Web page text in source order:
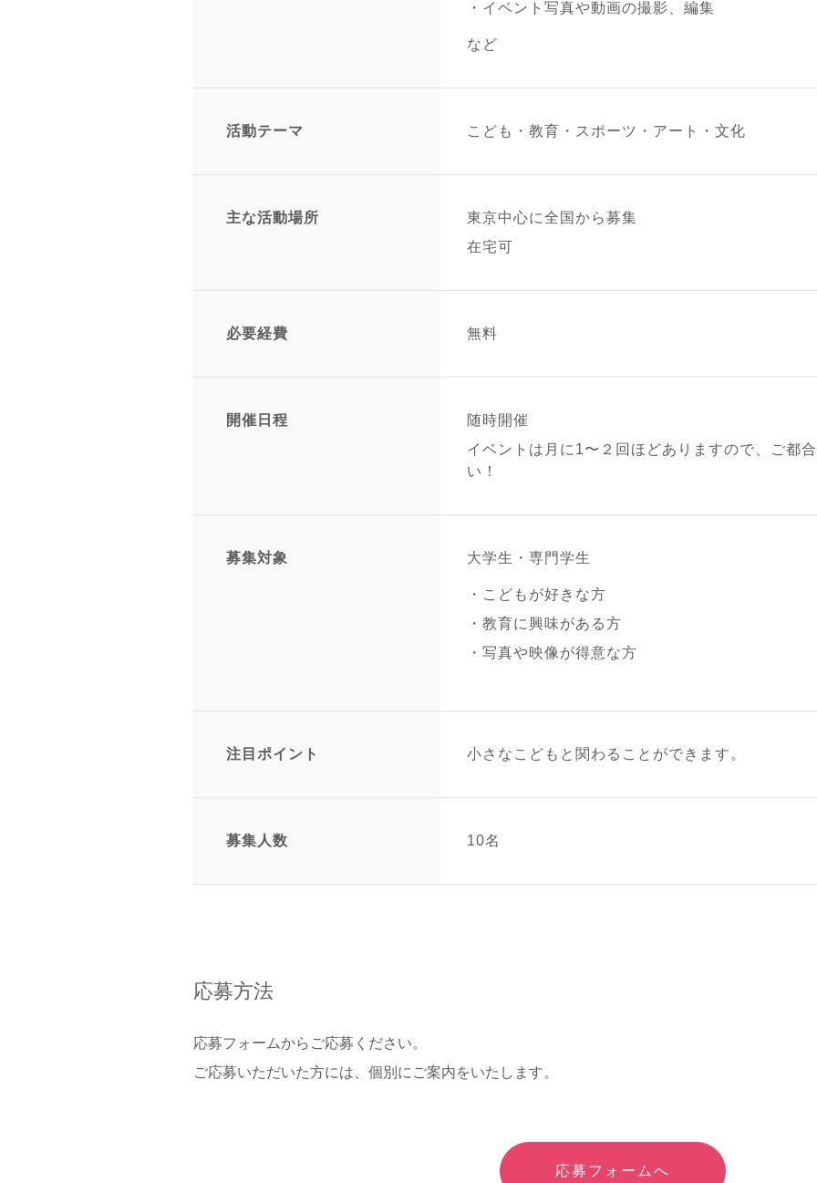
イベント写真や動画の撮影、編集
など
活動テーマ こども・教育・スポーツ・アート・文化
主な活動場所
東京中心に全国から募集
在宅可
必要経費 無料
開催日程
随時開催
イベントは月に1〜２回ほどありますので、ご都
い！
募集対象 大学生・専門学生
こどもが好きな方
教育に興味がある方
写真や映像が得意な方
注目ポイント 小さなこどもと関わることができます。
募集人数 10名
応募方法
応募フォームからご応募ください。
ご応募いただいた方には、個別にご案内をいたします。
応募フォームへ